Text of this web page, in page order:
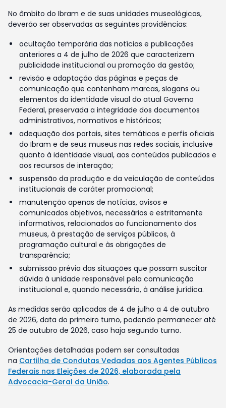
No âmbito do Ibram e de suas unidades museológicas,
deverão ser observadas as seguintes providências:
ocultação temporária das notícias e publicações
anteriores a 4 de julho de 2026 que caracterizem
publicidade institucional ou promoção da gestão;
revisão e adaptação das páginas e peças de
comunicação que contenham marcas, slogans ou
elementos da identidade visual do atual Governo
Federal, preservada a integridade dos documentos
administrativos, normativos e históricos;
adequação dos portais, sites temáticos e perfis oficiais
do Ibram e de seus museus nas redes sociais, inclusive
quanto à identidade visual, aos conteúdos publicados e
aos recursos de interação;
suspensão da produção e da veiculação de conteúdos
institucionais de caráter promocional;
manutenção apenas de notícias, avisos e
comunicados objetivos, necessários e estritamente
informativos, relacionados ao funcionamento dos
museus, à prestação de serviços públicos, à
programação cultural e às obrigações de
transparência;
submissão prévia das situações que possam suscitar
dúvida à unidade responsável pela comunicação
institucional e, quando necessário, à análise jurídica.
As medidas serão aplicadas de 4 de julho a 4 de outubro
de 2026, data do primeiro turno, podendo permanecer até
25 de outubro de 2026, caso haja segundo turno.
Orientações detalhadas podem ser consultadas
na Cartilha de Condutas Vedadas aos Agentes Públicos
Federais nas Eleições de 2026, elaborada pela
Advocacia-Geral da União.